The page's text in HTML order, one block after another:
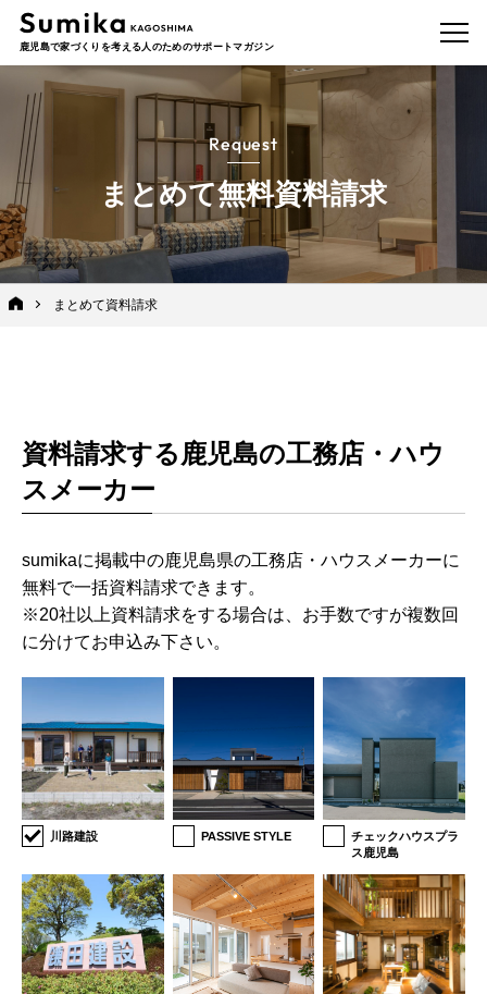
鹿児島で家づくりを考える人のためのサポートマガジン
Request
まとめて無料資料請求
まとめて資料請求
資料請求する鹿児島の工務店・ハウ
スメーカー
sumikaに掲載中の鹿児島県の工務店・ハウスメーカーに
無料で一括資料請求できます。
※20社以上資料請求をする場合は、お手数ですが複数回
に分けてお申込み下さい。
川路建設 PASSIVE STYLE
チェックハウスプラ
ス鹿児島